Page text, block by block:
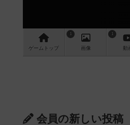
ゲーム トップ
1
画像
1
動
会員の新しい投稿